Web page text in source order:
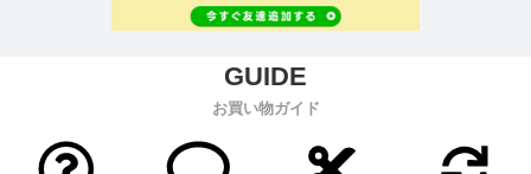
お買い物ガイド